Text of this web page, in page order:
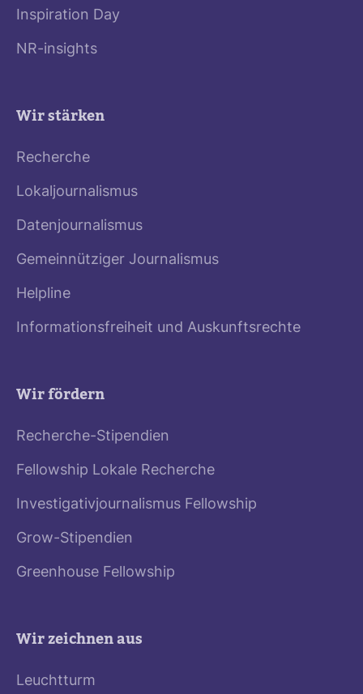
Inspiration Day
NR-insights
Wir stärken
Recherche
Lokaljournalismus
Datenjournalismus
Gemeinnütziger Journalismus
Helpline
Informationsfreiheit und Auskunftsrechte
Wir fördern
Recherche-Stipendien
Fellowship Lokale Recherche
Investigativjournalismus Fellowship
Grow-Stipendien
Greenhouse Fellowship
Wir zeichnen aus
Leuchtturm